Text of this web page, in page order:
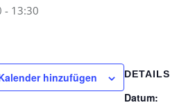
- 13:30
hinzufügen DETAILS
Datum: